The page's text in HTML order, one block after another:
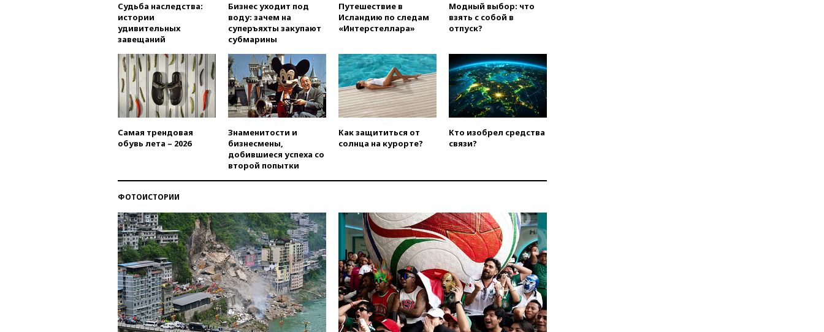
вчера, 16:50Politico: «Газовая
авантюра Германии ставит под
вчера, 16:16Беспилотник
взорвался вблизи
газопровода в Болгарии
вчера, 15:25При атаке БПЛА в
Белгородской области погиб
вчера, 14:54 В Аргентине умер
вчера, 14:43Турция
вчера, 14:20Генпрокурором
США стал Тодд Бланш
вчера, 13:37Пляжи
Геленджика закрыты из-за
опасности БПЛА
вчера, 13:03Испания ввела
погранконтроль для
итальянских туристов
Судьба наследства:
истории
удивительных
завещаний
Бизнес уходит под
воду: зачем на
суперъяхты закупают
субмарины
Путешествие в
Исландию по следам
«Интерстеллара»
Модный выбор: что
взять с собой в
отпуск?
Самая трендовая
обувь лета – 2026
Знаменитости и
бизнесмены,
добившиеся успеха со
второй попытки
Как защититься от
солнца на курорте?
Кто изобрел средства
связи?
ФОТОИСТОРИИ